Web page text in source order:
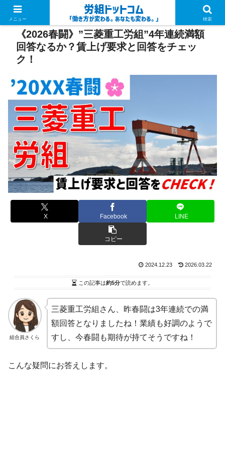
PR
《2026春闘》”三菱重工労組”4年連続満額
回答なるか？賃上げ要求と回答をチェッ
ク！
X Facebook LINE
コピー
2024.12.23 2026.03.22
この記事は約5分で読めます。
組合員さくら
三菱重工労組さん、昨春闘は3年連続での満
額回答となりましたね！業績も好調のようで
すし、今春闘も期待が持てそうですね！
こんな疑問にお答えします。
メニュー 検索